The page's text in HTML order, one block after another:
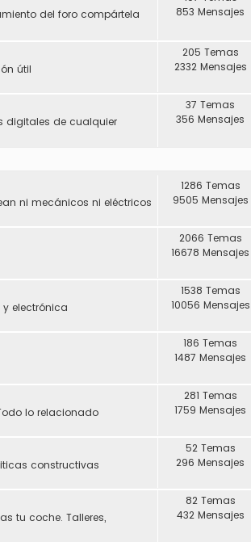
del foro compártela
853 Mensajes
útil
205 Temas
2332 Mensajes
digitales de cualquier
37 Temas
356 Mensajes
ni mecánicos ni eléctricos
1286 Temas
9505 Mensajes
2066 Temas
16678 Mensajes
electrónica
1538 Temas
10056 Mensajes
186 Temas
1487 Mensajes
lo relacionado
281 Temas
1759 Mensajes
constructivas
52 Temas
296 Mensajes
tu coche. Talleres,
82 Temas
432 Mensajes